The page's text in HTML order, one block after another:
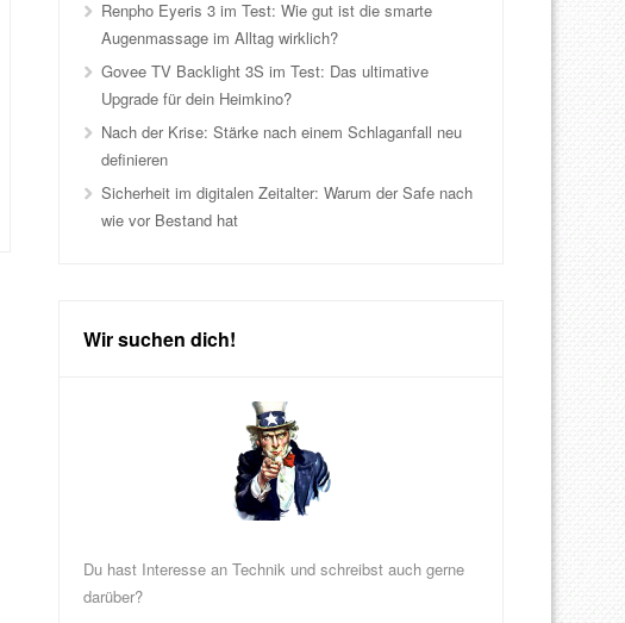
Renpho Eyeris 3 im Test: Wie gut ist die smarte
Augenmassage im Alltag wirklich?
Govee TV Backlight 3S im Test: Das ultimative
Upgrade für dein Heimkino?
Nach der Krise: Stärke nach einem Schlaganfall neu
definieren
Sicherheit im digitalen Zeitalter: Warum der Safe nach
wie vor Bestand hat
Wir suchen dich!
Du hast Interesse an Technik und schreibst auch gerne
darüber?